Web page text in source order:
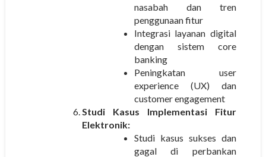
nasabah dan tren
penggunaan fitur
Integrasi layanan digital
dengan sistem core
banking
Peningkatan user
experience (UX) dan
customer engagement
Studi Kasus Implementasi Fitur
Elektronik:
Studi kasus sukses dan
gagal di perbankan